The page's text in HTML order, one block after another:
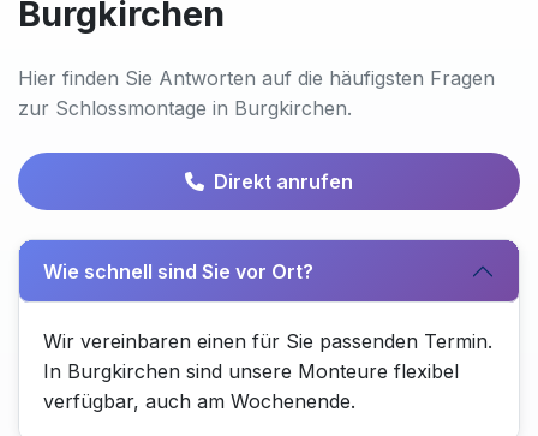
Burgkirchen
Hier finden Sie Antworten auf die häufigsten Fragen
zur Schlossmontage in Burgkirchen.
Direkt anrufen
Wie schnell sind Sie vor Ort?
Wir vereinbaren einen für Sie passenden Termin.
In Burgkirchen sind unsere Monteure flexibel
verfügbar, auch am Wochenende.